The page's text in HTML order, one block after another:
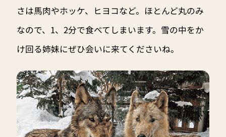
さは馬肉やホッケ、ヒヨコなど。ほとんど丸のみ
なので、1、2分で食べてしまいます。雪の中をか
け回る姉妹にぜひ会いに来てくださいね。